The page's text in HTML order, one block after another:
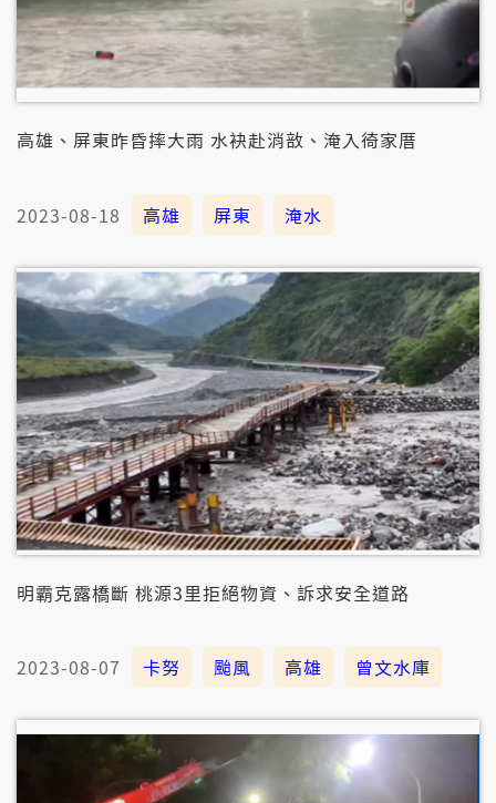
高雄、屏東昨昏摔大雨 水袂赴消敨、淹入徛家厝
2023-08-18 高雄 屏東 淹水
明霸克露橋斷 桃源3里拒絕物資、訴求安全道路
2023-08-07 卡努 颱風 高雄 曾文水庫